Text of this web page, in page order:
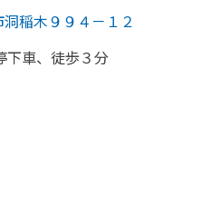
稲木９９４－１２
車、 徒歩３分